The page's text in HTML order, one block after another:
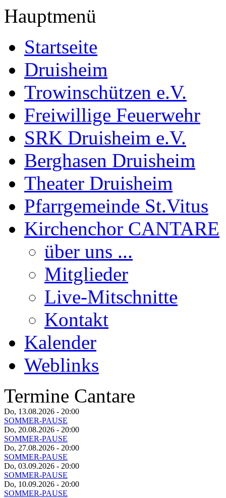
Hauptmenü
Startseite
Druisheim
Trowinschützen e.V.
Freiwillige Feuerwehr
SRK Druisheim e.V.
Berghasen Druisheim
Theater Druisheim
Pfarrgemeinde St.Vitus
Kirchenchor CANTARE
über uns ...
Mitglieder
Live-Mitschnitte
Kontakt
Kalender
Weblinks
Termine Cantare
Do, 13.08.2026 - 20:00
SOMMER-PAUSE
Do, 20.08.2026 - 20:00
SOMMER-PAUSE
Do, 27.08.2026 - 20:00
SOMMER-PAUSE
Do, 03.09.2026 - 20:00
SOMMER-PAUSE
Do, 10.09.2026 - 20:00
SOMMER-PAUSE